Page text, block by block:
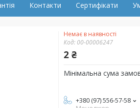
Контакти Сертифікати
Немає в наявності
Код: 00-00006247
2 ₴
Мінімальна сума
+380 (97) 556-57-58